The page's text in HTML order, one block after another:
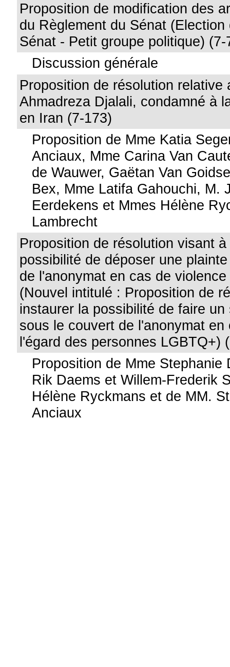
Proposition de modification des
du Règlement du Sénat
Sénat - Petit groupe politique) (7-
Discussion générale
Proposition de résolution relative
Ahmadreza Djalali, condamné à
en Iran (7-173)
Proposition de Mme Katia
Anciaux, Mme Carina Van
de Wauwer, Gaëtan Van
Bex, Mme Latifa Gahouchi, M.
Eerdekens et Mmes Hélène
Lambrecht
Proposition de résolution visant
possibilité de déposer une
de l'anonymat en cas de
(Nouvel intitulé : Proposition de
instaurer la possibilité de faire un
sous le couvert de l'anonymat
l'égard des personnes LGBTQ+)
Proposition de Mme Stephanie
Rik Daems et Willem-Frederik
Hélène Ryckmans et de MM.
Anciaux